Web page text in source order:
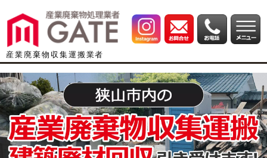
産業廃棄物収集運搬業者